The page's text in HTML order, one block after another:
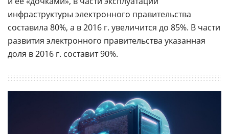
инфраструктуры электронного правительства
составила 80%, а в 2016 г. увеличится до 85%. В части
развития электронного правительства указанная
доля в 2016 г. составит 90%.